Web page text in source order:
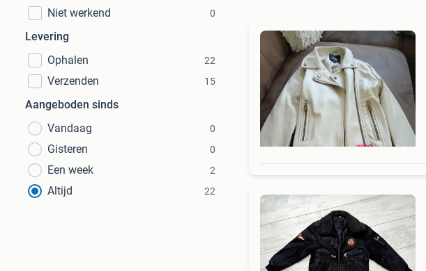
Niet werkend 0
Levering
Ophalen
22
Verzenden 15
Aangeboden sinds
Vandaag
0
Gisteren 0
Een week 2
Altijd 22